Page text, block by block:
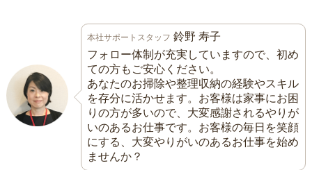
本社サポートスタッフ 鈴野 寿子
フォロー体制が充実していますので、初め
ての方もご安心ください。
あなたのお掃除や整理収納の経験やスキル
を存分に活かせます。お客様は家事にお困
りの方が多いので、大変感謝されるやりが
いのあるお仕事です。お客様の毎日を笑顔
にする、大変やりがいのあるお仕事を始め
ませんか？